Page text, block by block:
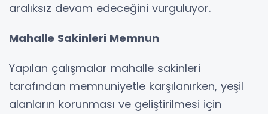
aralıksız devam edeceğini vurguluyor.
Mahalle Sakinleri Memnun
Yapılan çalışmalar mahalle sakinleri
tarafından memnuniyetle karşılanırken, yeşil
alanların korunması ve geliştirilmesi için